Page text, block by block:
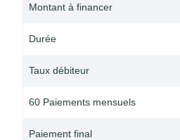
Montant à financer
Durée
Taux débiteur
60 Paiements mensuels
Paiement final